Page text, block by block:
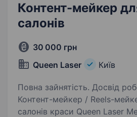
Контент-мейкер
салонів
30 000 грн
Queen Laser
Київ
Повна зайнятість. Досвід
Контент-мейкер / Reels-
салонів краси Queen Laser